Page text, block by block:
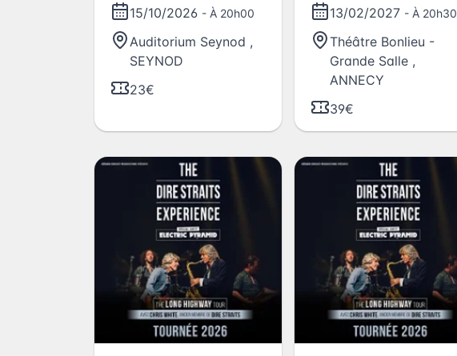
15/10/2026 - À 20h00
Auditorium Seynod ,
SEYNOD
23€
13/02/2027 - À 20h30
Théâtre Bonlieu -
Grande Salle ,
ANNECY
39€